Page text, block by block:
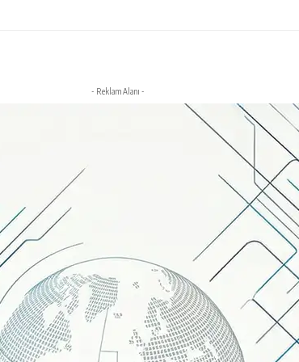
- Reklam Alanı -